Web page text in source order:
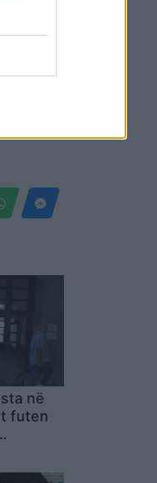
në
futen